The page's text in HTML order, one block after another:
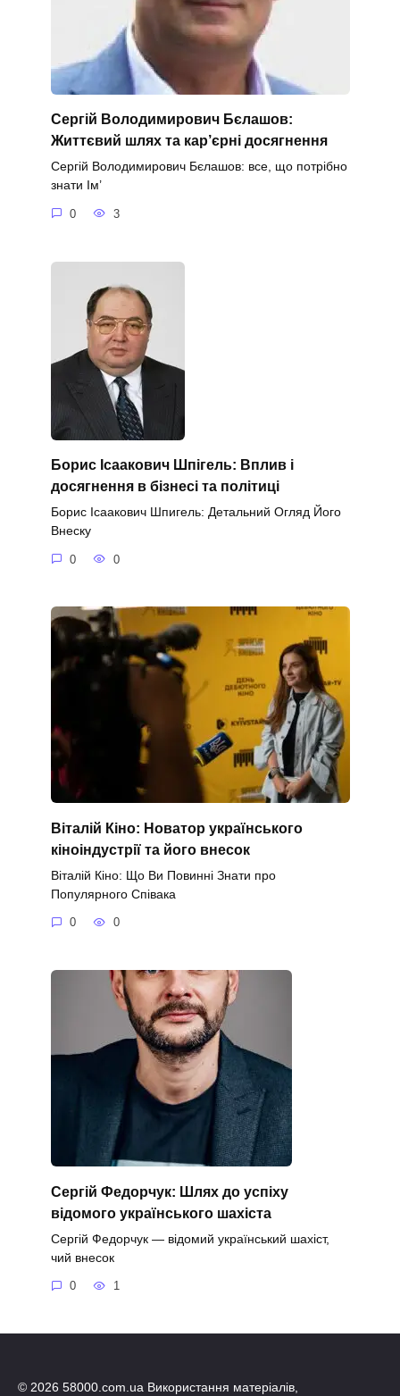
Сергій Володимирович Бєлашов:
Життєвий шлях та кар’єрні досягнення
Сергій Володимирович Бєлашов: все, що потрібно
знати Ім’
0 3
Борис Ісаакович Шпігель: Вплив і
досягнення в бізнесі та політиці
Борис Ісаакович Шпигель: Детальний Огляд Його
Внеску
0 0
Віталій Кіно: Новатор українського
кіноіндустрії та його внесок
Віталій Кіно: Що Ви Повинні Знати про
Популярного Співака
0 0
Сергій Федорчук: Шлях до успіху
відомого українського шахіста
Сергій Федорчук — відомий український шахіст,
чий внесок
0 1
© 2026 58000.com.ua Використання матеріалів,